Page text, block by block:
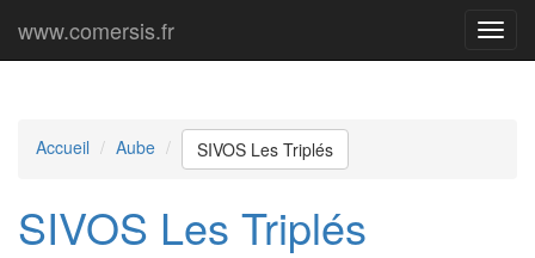
Menu
www.comersis.fr
Accueil Aube SIVOS Les Triplés
SIVOS Les Triplés